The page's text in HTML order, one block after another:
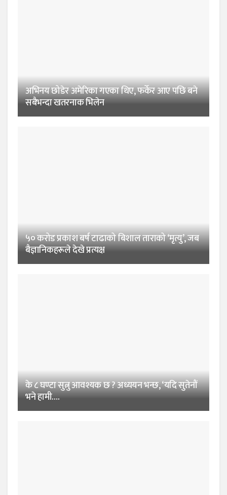
अभिनय छोडेर अमेरिका गएका थिए, फर्केर आए पछि बने
सबैभन्दा खतरनाक भिलेन
५० करोड प्रकाश बर्ष टाढाको बिशाल ताराको ‘मृत्यु’, जब
बैज्ञानिकहरूले देखे प्रत्यक्ष
के ८ घण्टा सुत्नु आवश्यक छ ? अध्ययन भन्छ, ‘यदि सुतेनौं
भने हामी….